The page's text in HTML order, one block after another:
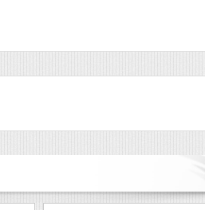
SpectroProofer
Epson Stylus Pro 9900 Spectro